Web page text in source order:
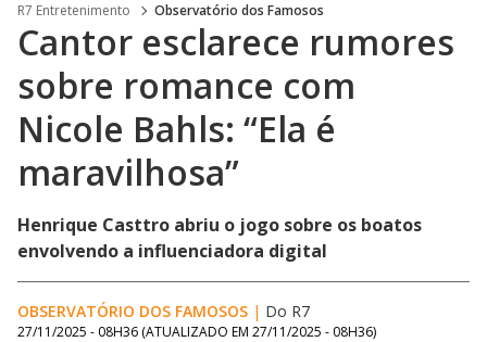
R7 Entretenimento Observatório dos Famosos
Cantor esclarece rumores
sobre romance com
Nicole Bahls: “Ela é
maravilhosa”
Henrique Casttro abriu o jogo sobre os boatos
envolvendo a influenciadora digital
OBSERVATÓRIO DOS FAMOSOS | Do R7
27/11/2025 - 08H36 (ATUALIZADO EM 27/11/2025 - 08H36)